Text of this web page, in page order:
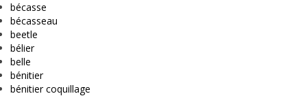
bécasse
bécasseau
beetle
bélier
belle
bénitier
bénitier coquillage